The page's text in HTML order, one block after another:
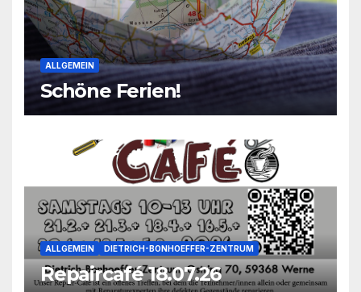
ALLGEMEIN
Schöne Ferien!
ALLGEMEIN DIETRICH-BONHOEFFER-ZENTRUM
Repaircafé 18.07.26